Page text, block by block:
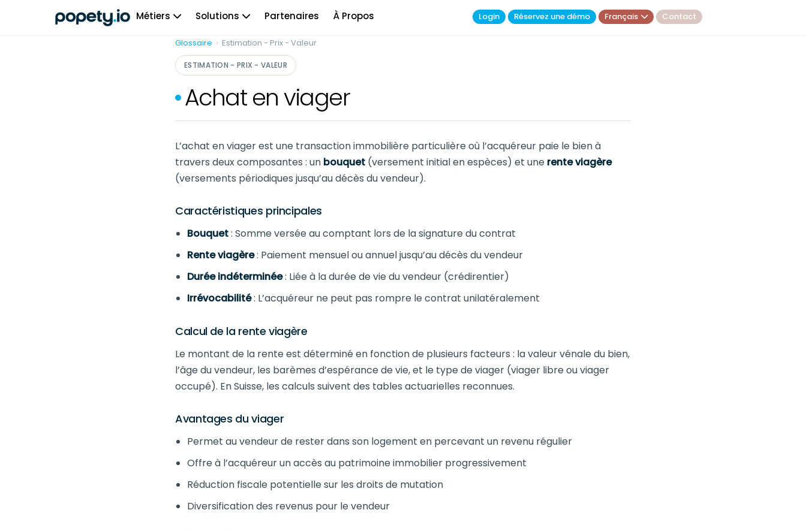
Métiers Solutions Partenaires À Propos Login Réservez une démo Français Contact
Glossaire › Estimation - Prix - Valeur
ESTIMATION - PRIX - VALEUR
Achat en viager
L’achat en viager est une transaction immobilière particulière où l’acquéreur paie le bien à
travers deux composantes : un bouquet (versement initial en espèces) et une rente viagère
(versements périodiques jusqu’au décès du vendeur).
Caractéristiques principales
Bouquet: Somme versée au comptant lors de la signature du contrat
Rente viagère: Paiement mensuel ou annuel jusqu’au décès du vendeur
Durée indéterminée: Liée à la durée de vie du vendeur (crédirentier)
Irrévocabilité: L’acquéreur ne peut pas rompre le contrat unilatéralement
Calcul de la rente viagère
Le montant de la rente est déterminé en fonction de plusieurs facteurs : la valeur vénale du bien,
l’âge du vendeur, les barèmes d’espérance de vie, et le type de viager (viager libre ou viager
occupé). En Suisse, les calculs suivent des tables actuarielles reconnues.
Avantages du viager
Permet au vendeur de rester dans son logement en percevant un revenu régulier
Offre à l’acquéreur un accès au patrimoine immobilier progressivement
Réduction fiscale potentielle sur les droits de mutation
Diversification des revenus pour le vendeur